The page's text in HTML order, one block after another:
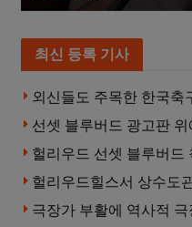
최신 등록 기사